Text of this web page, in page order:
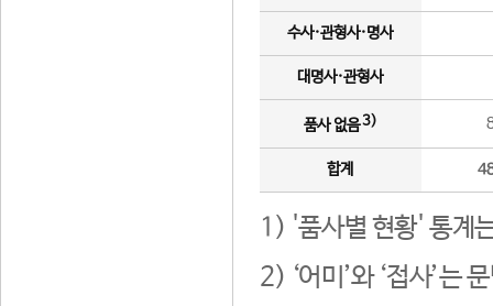
수사·관형사·명사
대명사·관형사
품사 없음3)
합계
1) '품사별 현황' 통계
2) ‘어미’와 ‘접사’는